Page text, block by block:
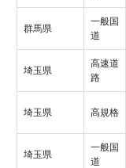
群馬県
一般国
道
埼玉県
高速道
路
埼玉県 高規格
埼玉県
一般国
道